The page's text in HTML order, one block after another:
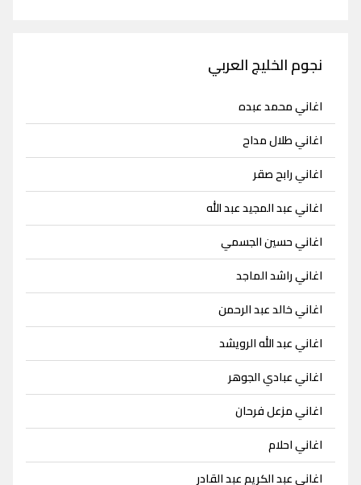
نجوم الخليج العربي
اغاني محمد عبده
اغاني طلال مداح
اغاني رابح صقر
اغاني عبد المجيد عبد الله
اغاني حسين الجسمي
اغاني راشد الماجد
اغاني خالد عبد الرحمن
اغاني عبد الله الرويشد
اغاني عبادي الجوهر
اغاني مزعل فرحان
اغاني احلام
اغاني عبد الكريم عبد القادر